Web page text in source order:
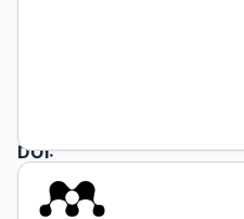
DOI:
https://doi.org/10.19137/
2019-